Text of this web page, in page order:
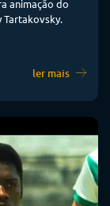
animação do
Tartakovsky.
ler mais